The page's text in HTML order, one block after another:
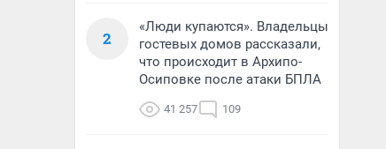
2
«Люди купаются». Владельцы
гостевых домов рассказали,
что происходит в Архипо-
Осиповке после атаки БПЛА
41 257 109